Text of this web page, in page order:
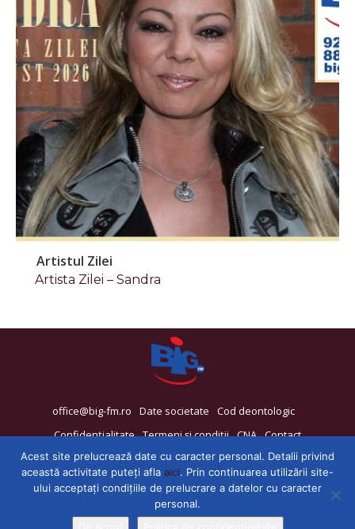
Artistul Zilei
Artista Zilei – Sandra
office@big-fm.ro Date societate
Cod deontologic
Confidențialitate Termeni și condiții CNA Contact
Acest site prelucrează date cu caracter personal. Detalii privind
această activitate puteți afla aici. Prin continuarea utilizării site-
ului acceptați condițiile de prelucrare a datelor cu caracter
personal.